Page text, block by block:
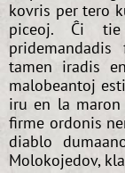
kovris per tero
piceoj. Ĉi tie
tamen iradis
malobeantoj
iru en la maron
firme ordonis
diablo
Molokojedov,